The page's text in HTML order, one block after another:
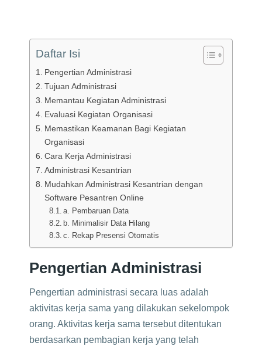
Daftar Isi
Pengertian Administrasi
Tujuan Administrasi
Memantau Kegiatan Administrasi
Evaluasi Kegiatan Organisasi
Memastikan Keamanan Bagi Kegiatan
Organisasi
Cara Kerja Administrasi
Administrasi Kesantrian
Mudahkan Administrasi Kesantrian dengan
Software Pesantren Online
a. Pembaruan Data
b. Minimalisir Data Hilang
c. Rekap Presensi Otomatis
Pengertian Administrasi
Pengertian administrasi secara luas adalah
aktivitas kerja sama yang dilakukan sekelompok
orang. Aktivitas kerja sama tersebut ditentukan
berdasarkan pembagian kerja yang telah